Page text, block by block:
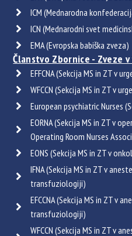
ICM (Mednarodna
ICN (Mednarodni svet
EMA (Evropska babiška zveza)
Članstvo Zbornice - Zveze
EFFCNA (Sekcija MS in ZT v
WFCCN (Sekcija MS in ZT v
European psychiatric Nurses
EORNA (Sekcija MS in ZT v
Operating Room Nurses
EONS (Sekcija MS in ZT v
IFNA (Sekcija MS in ZT v
transfuziologiji)
EFCCNA (Sekcija MS in ZT v
transfuziologiji)
WFCCN (Sekcija MS in ZT v